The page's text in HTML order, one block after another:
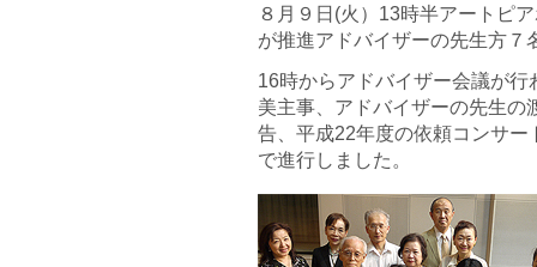
８月９日(火）13時半アートピ
が推進アドバイザーの先生方７
16時からアドバイザー会議が
美主事、アドバイザーの先生の
告、平成22年度の依頼コンサ
で進行しました。